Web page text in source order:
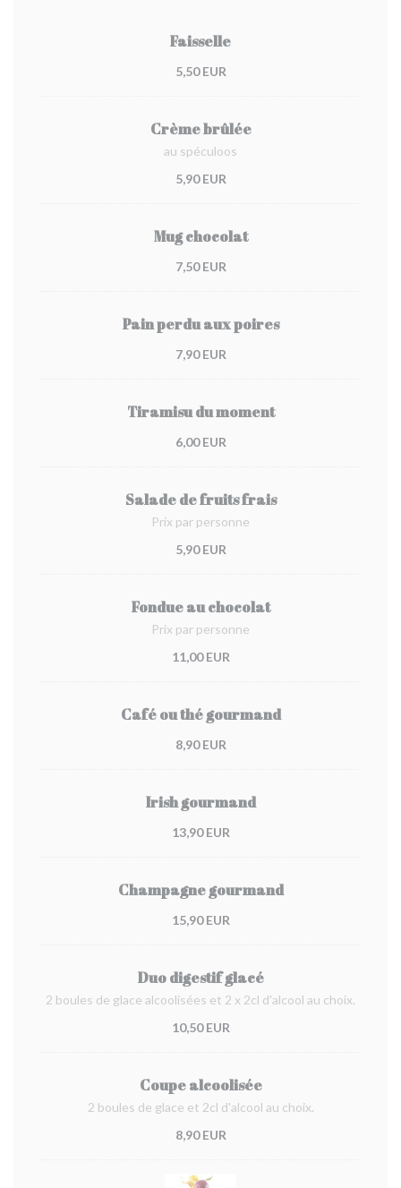
Faisselle
5,50 EUR
Crème brûlée
au spéculoos
5,90 EUR
Mug chocolat
7,50 EUR
Pain perdu aux poires
7,90 EUR
Tiramisu du moment
6,00 EUR
Salade de fruits frais
Prix par personne
5,90 EUR
Fondue au chocolat
Prix par personne
11,00 EUR
Café ou thé gourmand
8,90 EUR
Irish gourmand
13,90 EUR
Champagne gourmand
15,90 EUR
Duo digestif glacé
2 boules de glace alcoolisées et 2 x 2cl d'alcool au choix.
10,50 EUR
Coupe alcoolisée
2 boules de glace et 2cl d'alcool au choix.
8,90 EUR